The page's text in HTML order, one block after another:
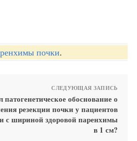
почки.
СЛЕДУЮЩАЯ ЗАПИСЬ
обоснование о
резекции почки у пациентов
с шириной здоровой паренхимы
в 1 см?